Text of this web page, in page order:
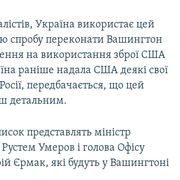
Україна використає цей
спробу переконати Вашингтон
на використання зброї США
раніше надала США деякі свої
передбачається, що цей
детальним.
представлять міністр
Умеров і голова Офісу
Єрмак, які будуть у Вашингтоні